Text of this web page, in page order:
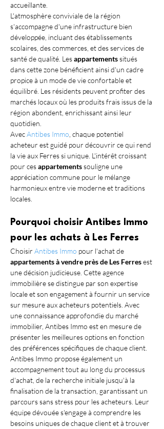
accueillante.
L'atmosphère conviviale de la région
s'accompagne d'une infrastructure bien
développée, incluant des établissements
scolaires, des commerces, et des services de
santé de qualité. Les appartements situés
dans cette zone bénéficient ainsi d'un cadre
propice à un mode de vie confortable et
équilibré. Les résidents peuvent profiter des
marchés locaux où les produits frais issus de la
région abondent, enrichissant ainsi leur
quotidien.
Avec Antibes Immo , chaque potentiel
acheteur est guidé pour découvrir ce qui rend
la vie aux Ferres si unique. L'intérêt croissant
pour ces appartements souligne une
appréciation commune pour le mélange
harmonieux entre vie moderne et traditions
locales.
Pourquoi choisir Antibes Immo
pour les achats à Les Ferres
Choisir Antibes Immo pour l'achat de
appartements à vendre près de Les Ferres est
une décision judicieuse. Cette agence
immobilière se distingue par son expertise
locale et son engagement à fournir un service
sur mesure aux acheteurs potentiels. Avec
une connaissance approfondie du marché
immobilier, Antibes Immo est en mesure de
présenter les meilleures options en fonction
des préférences spécifiques de chaque client.
Antibes Immo propose également un
accompagnement tout au long du processus
d'achat, de la recherche initiale jusqu'à la
finalisation de la transaction, garantissant un
parcours sans stress pour les acheteurs. Leur
équipe dévouée s'engage à comprendre les
besoins uniques de chaque client et à trouver